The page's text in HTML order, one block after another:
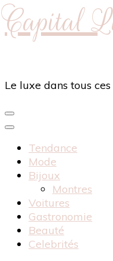
Capital
Le luxe dans tous
Tendance
Mode
Bijoux
Montres
Voitures
Gastronomie
Beauté
Celebrités